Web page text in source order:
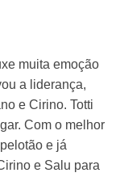
muita emoção
a liderança,
e Cirino. Totti
Com o melhor
e já
e Salu para